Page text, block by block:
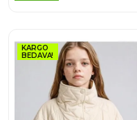
KARGO
BEDAVA!